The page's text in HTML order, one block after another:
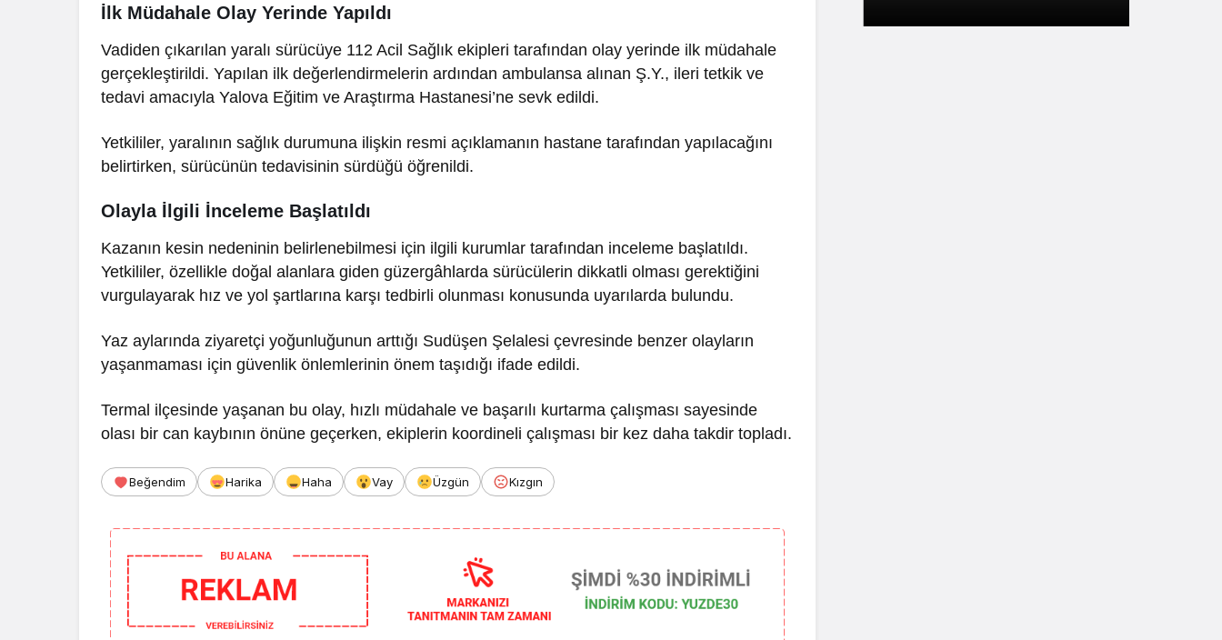
İlk Müdahale Olay Yerinde Yapıldı
Vadiden çıkarılan yaralı sürücüye 112 Acil Sağlık ekipleri tarafından olay yerinde ilk müdahale
gerçekleştirildi. Yapılan ilk değerlendirmelerin ardından ambulansa alınan Ş.Y., ileri tetkik ve
tedavi amacıyla Yalova Eğitim ve Araştırma Hastanesi’ne sevk edildi.
Yetkililer, yaralının sağlık durumuna ilişkin resmi açıklamanın hastane tarafından yapılacağını
belirtirken, sürücünün tedavisinin sürdüğü öğrenildi.
Olayla İlgili İnceleme Başlatıldı
Kazanın kesin nedeninin belirlenebilmesi için ilgili kurumlar tarafından inceleme başlatıldı.
Yetkililer, özellikle doğal alanlara giden güzergâhlarda sürücülerin dikkatli olması gerektiğini
vurgulayarak hız ve yol şartlarına karşı tedbirli olunması konusunda uyarılarda bulundu.
Yaz aylarında ziyaretçi yoğunluğunun arttığı Sudüşen Şelalesi çevresinde benzer olayların
yaşanmaması için güvenlik önlemlerinin önem taşıdığı ifade edildi.
Termal ilçesinde yaşanan bu olay, hızlı müdahale ve başarılı kurtarma çalışması sayesinde
olası bir can kaybının önüne geçerken, ekiplerin koordineli çalışması bir kez daha takdir topladı.
Beğendim Harika Haha Vay Üzgün Kızgın